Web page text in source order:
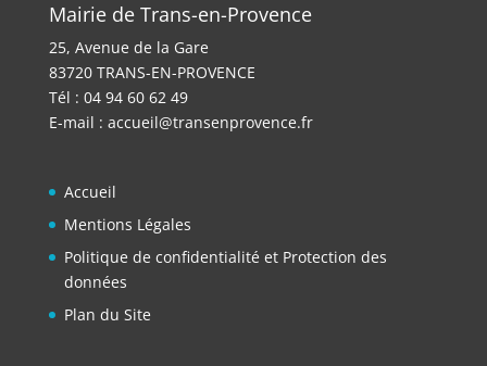
Mairie de Trans-en-Provence
25, Avenue de la Gare
83720 TRANS-EN-PROVENCE
Tél : 04 94 60 62 49
E-mail : accueil@transenprovence.fr
Accueil
Mentions Légales
Politique de confidentialité et Protection des
données
Plan du Site